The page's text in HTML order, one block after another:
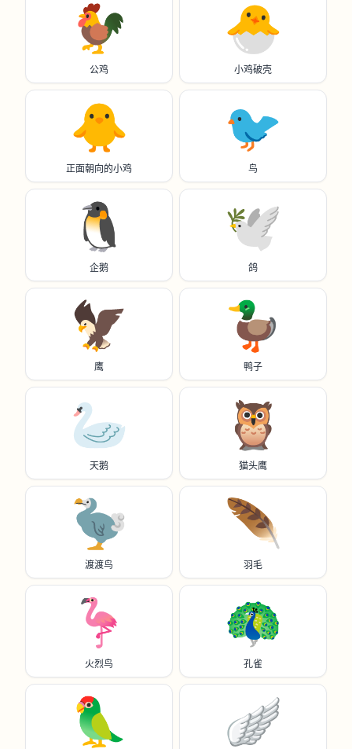
🐓
公鸡
🐣
小鸡破壳
🐥
正面朝向的小鸡
🐦️
鸟
🐧
企鹅
🕊️
鸽
🦅
鹰
🦆
鸭子
🦢
天鹅
🦉
猫头鹰
🦤
渡渡鸟
🪶
羽毛
🦩
火烈鸟
🦚
孔雀
🦜 🪽